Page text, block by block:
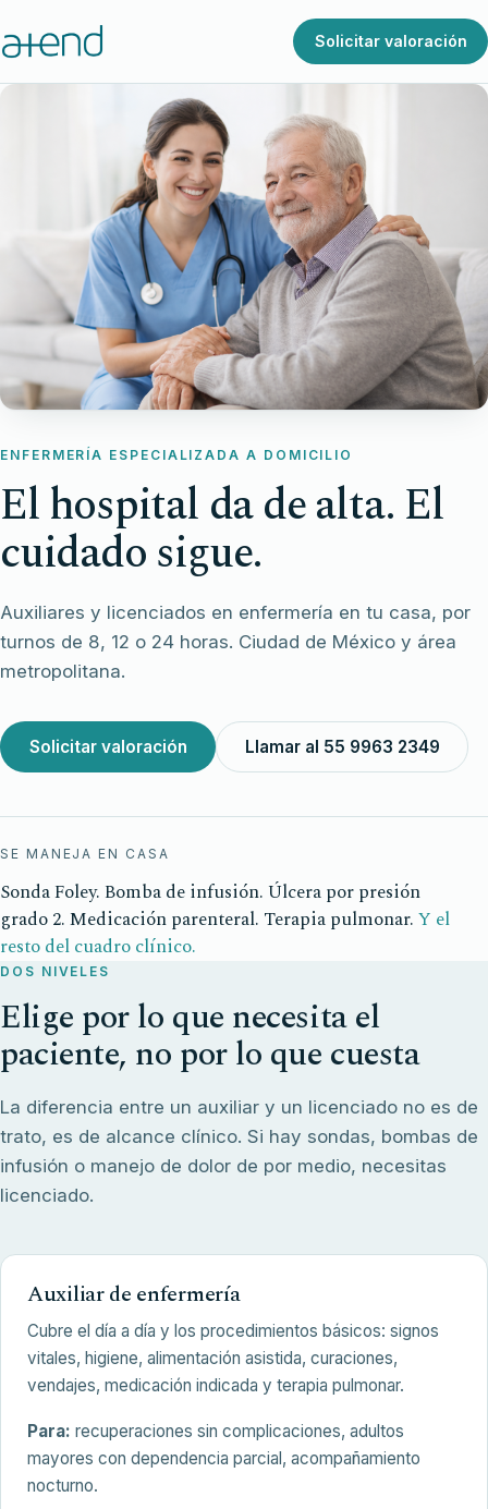
Solicitar valoración
ENFERMERÍA ESPECIALIZADA A DOMICILIO
El hospital da de alta. El
cuidado sigue.
Auxiliares y licenciados en enfermería en tu casa, por
turnos de 8, 12 o 24 horas. Ciudad de México y área
metropolitana.
Solicitar valoración Llamar al 55 9963 2349
SE MANEJA EN CASA
Sonda Foley. Bomba de infusión. Úlcera por presión
grado 2. Medicación parenteral. Terapia pulmonar.Y el
resto del cuadro clínico.
DOS NIVELES
Elige por lo que necesita el
paciente, no por lo que cuesta
La diferencia entre un auxiliar y un licenciado no es de
trato, es de alcance clínico. Si hay sondas, bombas de
infusión o manejo de dolor de por medio, necesitas
licenciado.
Auxiliar de enfermería
Cubre el día a día y los procedimientos básicos: signos
vitales, higiene, alimentación asistida, curaciones,
vendajes, medicación indicada y terapia pulmonar.
Para: recuperaciones sin complicaciones, adultos
mayores con dependencia parcial, acompañamiento
nocturno.